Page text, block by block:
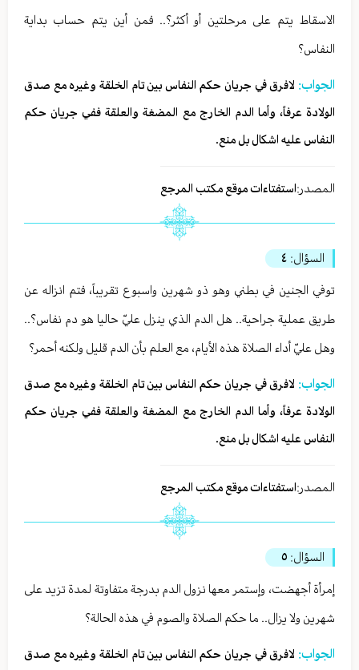
الاسقاط يتم على مرحلتين أو أكثر؟.. فمن أين يتم حساب بداية
النفاس؟
الجواب: لافرق في جريان حكم النفاس بين تام الخلقة وغيره مع صدق
الولادة عرفاً، وأما الدم الخارج مع المضغة والعلقة ففي جريان حكم
النفاس عليه اشكال بل منع.
المصدر:استفتاءات موقع مكتب المرجع
السؤال: ٤
توفي الجنين في بطني وهو ذو شهرين واسبوع تقريباً، فتم انزاله عن
طريق عملية جراحية.. هل الدم الذي ينزل عليّ حاليا هو دم نفاس؟..
وهل عليّ أداء الصلاة هذه الأيام، مع العلم بأن الدم قليل ولكنه أحمر؟
الجواب: لافرق في جريان حكم النفاس بين تام الخلقة وغيره مع صدق
الولادة عرفاً، وأما الدم الخارج مع المضغة والعلقة ففي جريان حكم
النفاس عليه اشكال بل منع.
المصدر:استفتاءات موقع مكتب المرجع
السؤال: ٥
إمرأة أجهضت، وإستمر معها نزول الدم بدرجة متفاوتة لمدة تزيد على
شهرين ولا يزال.. ما حكم الصلاة والصوم في هذه الحالة؟
الجواب: لافرق في جريان حكم النفاس بين تام الخلقة وغيره مع صدق